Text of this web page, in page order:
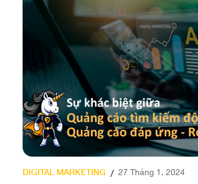
DIGITAL MARKETING / 27 Tháng 1, 2024